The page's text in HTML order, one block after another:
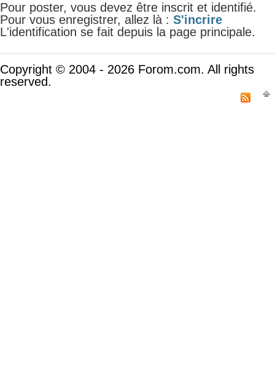
Pour poster, vous devez être inscrit et identifié.
Pour vous enregistrer, allez là : S'incrire
L'identification se fait depuis la page principale.
Copyright © 2004 - 2026 Forom.com. All rights
reserved.